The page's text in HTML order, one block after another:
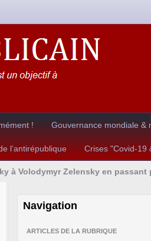
! Gouvernance mondiale &
l’antirépublique Crises "Covid-19
à Volodymyr Zelensky en
Navigation
ARTICLES DE LA RUBRIQUE